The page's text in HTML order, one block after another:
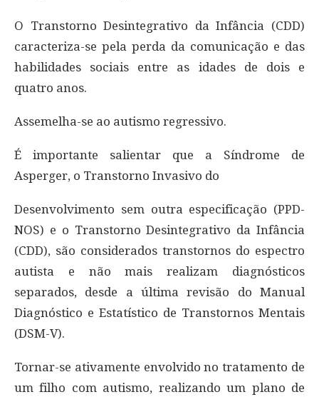
O Transtorno Desintegrativo da Infância (CDD)
caracteriza-se pela perda da comunicação e das
habilidades sociais entre as idades de dois e
quatro anos.
Assemelha-se ao autismo regressivo.
É importante salientar que a Síndrome de
Asperger, o Transtorno Invasivo do
Desenvolvimento sem outra especificação (PPD-
NOS) e o Transtorno Desintegrativo da Infância
(CDD), são considerados transtornos do espectro
autista e não mais realizam diagnósticos
separados, desde a última revisão do Manual
Diagnóstico e Estatístico de Transtornos Mentais
(DSM-V).
Tornar-se ativamente envolvido no tratamento de
um filho com autismo, realizando um plano de